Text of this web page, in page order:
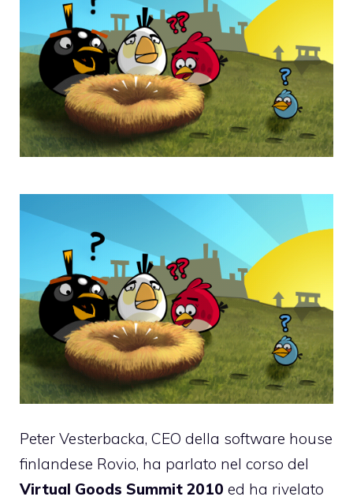
Peter Vesterbacka, CEO della software house
finlandese Rovio, ha parlato nel corso del
Virtual Goods Summit 2010 ed ha rivelato